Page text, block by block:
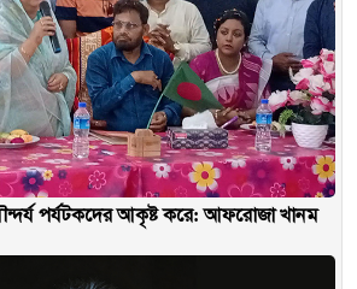
পর্যটকদের আকৃষ্ট করে: আফরোজা খানম